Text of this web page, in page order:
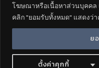
โฆษณาหรือเนื้อหาส่วนบุคคล
คลิก "ยอมรับทั้งหมด" แสดงว่
ตั้งค่าคุกกี้
ย